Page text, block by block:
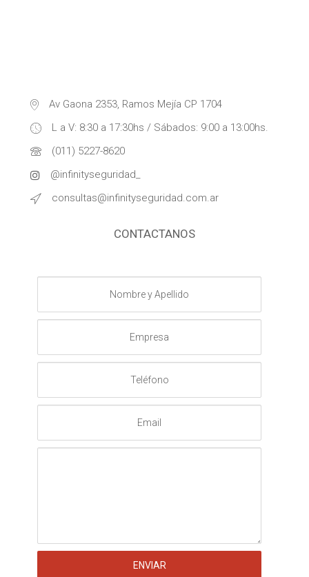
CONTACTANOS
Apellido
Av Gaona 2353, Ramos Mejía CP 1704
L a V: 8:30 a 17:30hs / Sábados: 9:00 a 13:00hs.
(011) 5227-8620
@infinityseguridad_
consultas@infinityseguridad.com.ar